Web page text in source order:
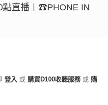
點直播︱☎PHONE IN
登入 或 購買D100收聽服務 或 購